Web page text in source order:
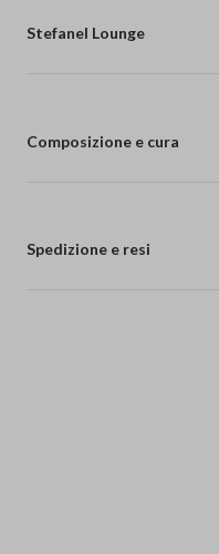
Stefanel Lounge
Composizione e cura
Spedizione e resi